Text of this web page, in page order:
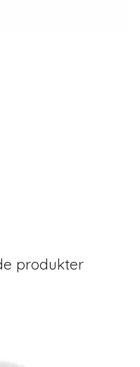
produkter